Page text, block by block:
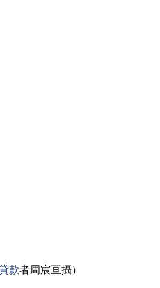
款者周宸亘攝）